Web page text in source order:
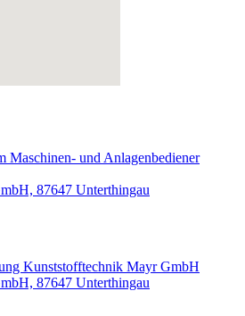
Maschinen- und Anlagenbediener
87647 Unterthingau
Kunststofftechnik Mayr GmbH
87647 Unterthingau